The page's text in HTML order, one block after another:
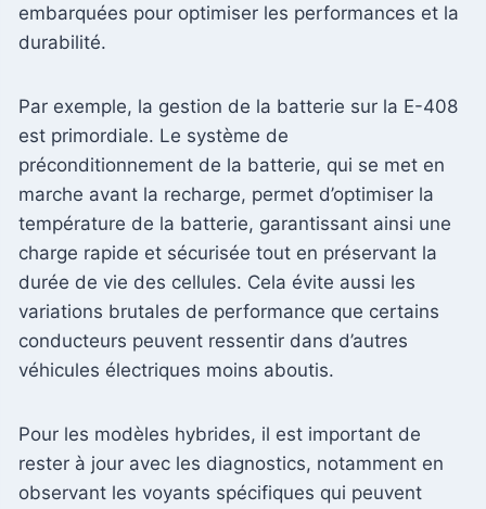
embarquées pour optimiser les performances et la
durabilité.
Par exemple, la gestion de la batterie sur la E-408
est primordiale. Le système de
préconditionnement de la batterie, qui se met en
marche avant la recharge, permet d’optimiser la
température de la batterie, garantissant ainsi une
charge rapide et sécurisée tout en préservant la
durée de vie des cellules. Cela évite aussi les
variations brutales de performance que certains
conducteurs peuvent ressentir dans d’autres
véhicules électriques moins aboutis.
Pour les modèles hybrides, il est important de
rester à jour avec les diagnostics, notamment en
observant les voyants spécifiques qui peuvent